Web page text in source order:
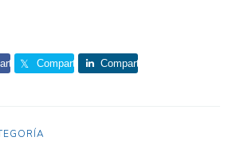
Comparte Comparte